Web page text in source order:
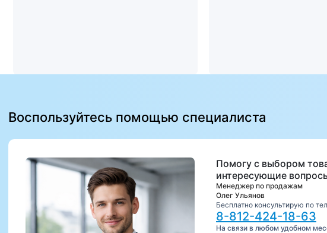
Воспользуйтесь помощью специалиста
Помогу с выбором
интересующие
Менеджер по продажам
Олег Ульянов
Бесплатно консультирую по
8-812-424-18-63
На связи в любом удобном